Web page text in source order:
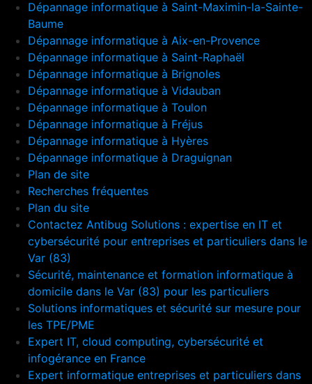
Dépannage informatique à Saint-Maximin-la-Sainte-
Baume
Dépannage informatique à Aix-en-Provence
Dépannage informatique à Saint-Raphaël
Dépannage informatique à Brignoles
Dépannage informatique à Vidauban
Dépannage informatique à Toulon
Dépannage informatique à Fréjus
Dépannage informatique à Hyères
Dépannage informatique à Draguignan
Plan de site
Recherches fréquentes
Plan du site
Contactez Antibug Solutions : expertise en IT et
cybersécurité pour entreprises et particuliers dans le
Var (83)
Sécurité, maintenance et formation informatique à
domicile dans le Var (83) pour les particuliers
Solutions informatiques et sécurité sur mesure pour
les TPE/PME
Expert IT, cloud computing, cybersécurité et
infogérance en France
Expert informatique entreprises et particuliers dans